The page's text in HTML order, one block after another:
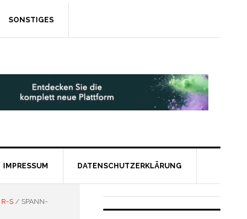
SONSTIGES
IMPRESSUM DATENSCHUTZERKLÄRUNG
R-S /SPANN-